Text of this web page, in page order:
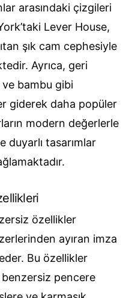
arasındaki çizgileri
Lever House,
şık cam cephesiyle
Ayrıca, geri
bambu gibi
giderek daha popüler
modern değerlerle
duyarlı tasarımlar
özellikler
ayıran imza
Bu özellikler
pencere